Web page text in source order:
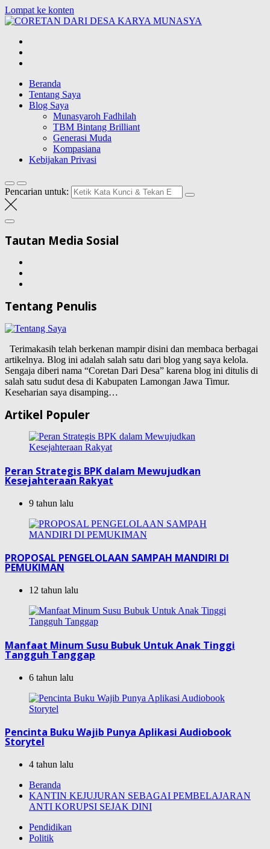
Lompat ke konten
Blog Wong Ndeso yang ingin berbagi berbagai hal di sekitarnya
Beranda
Tentang Saya
Blog Saya
Munasyaroh Fadhilah
TBM Bintang Brilliant
Generasi Muda
Kompasiana
Kebijakan Privasi
Pencarian untuk:
Tautan Media Sosial
Tentang Penulis
Terimakasih telah berkenan mampir disini dan membaca berbagai
artikelnya. Blog ini adalah salah satu dari blog yang saya kelola.
Sengaja diberi nama “Coretan Dari Desa” karena blog ini ditulis di
salah satu sudut desa di Kabupaten Lamongan Jawa Timur.
Keseharian saya disamping…
Artikel Populer
Peran Strategis BPK dalam Mewujudkan
Kesejahteraan Rakyat
9 tahun lalu
PROPOSAL PENGELOLAAN SAMPAH MANDIRI DI
PEMUKIMAN
12 tahun lalu
Manfaat Minum Susu Bubuk Untuk Anak Tinggi
Tangguh Tanggap
6 tahun lalu
Pencinta Buku Wajib Punya Aplikasi Audiobook
Storytel
4 tahun lalu
Beranda
KANTIN KEJUJURAN SEBAGAI PEMBELAJARAN
ANTI KORUPSI SEJAK DINI
Pendidikan
Politik